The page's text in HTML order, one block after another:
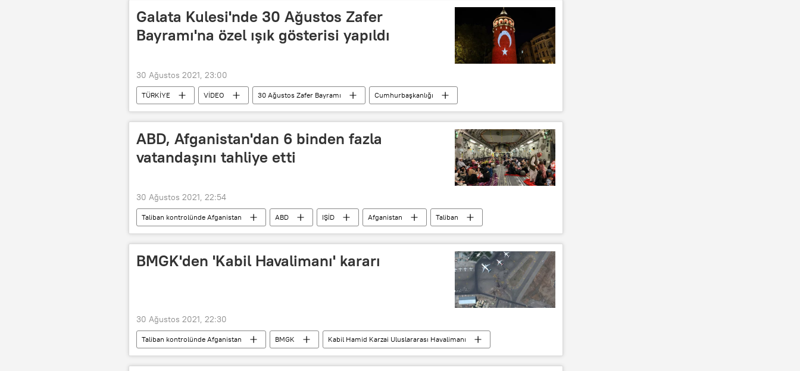
Galata Kulesi'nde 30 Ağustos Zafer
Bayramı'na özel ışık gösterisi yapıldı
30 Ağustos 2021, 23:00
TÜRKİYE VİDEO 30 Ağustos Zafer Bayramı
Cumhurbaşkanlığı
Kültür ve Turizm Bakanlığı
Kutlama Galata Kulesi
ABD, Afganistan'dan 6 binden fazla
vatandaşını tahliye etti
30 Ağustos 2021, 22:54
Taliban kontrolünde Afganistan ABD IŞİD Afganistan
Taliban
Beyaz Saray
Jen Psaki Terörle mücadele Tahliye
BMGK'den 'Kabil Havalimanı' kararı
30 Ağustos 2021, 22:30
Taliban kontrolünde Afganistan BMGK
Kabil Hamid Karzai Uluslararası Havalimanı
Afganistan
karar Tahliye